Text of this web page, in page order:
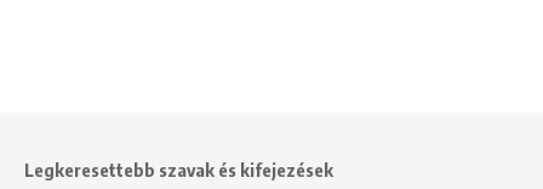
Legkeresettebb szavak és kifejezések